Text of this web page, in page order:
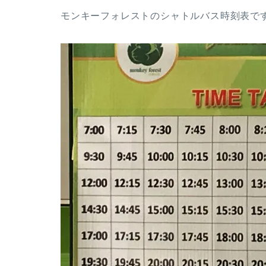
モンキーフォレストのシャトルバス時刻表で